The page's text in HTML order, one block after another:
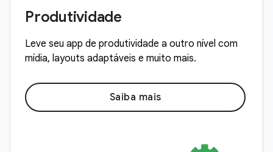
Produtividade
Leve seu app de produtividade a outro nível com
mídia, layouts adaptáveis e muito mais.
Saiba mais